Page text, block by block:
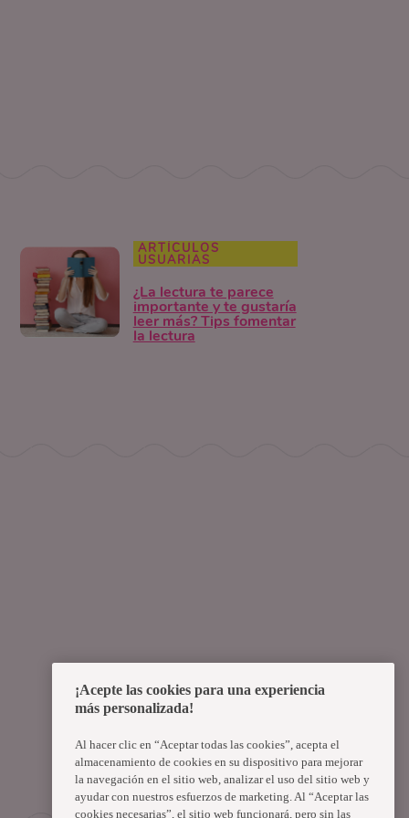
ARTÍCULOS
USUARIAS
¿La lectura te parece
importante y te gustaría
leer más? Tips fomentar
la lectura
¡Acepte las cookies para una experiencia
más personalizada!
Al hacer clic en “Aceptar todas las cookies”, acepta el
almacenamiento de cookies en su dispositivo para mejorar
la navegación en el sitio web, analizar el uso del sitio web y
ayudar con nuestros esfuerzos de marketing. Al “Aceptar las
cookies necesarias”, el sitio web funcionará, pero sin las